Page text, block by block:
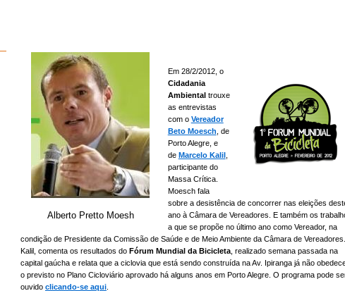
Alberto Pretto Moesh
Em 28/2/2012, o
Cidadania
Ambientaltrouxe
as entrevistas
com o Vereador
Beto Moesch , de
Porto Alegre, e
de Marcelo Kalil,
participante do
Massa Crítica.
Moesch fala
sobre a desistência de concorrer nas eleições
ano à Câmara de Vereadores. E também os
a que se propõe no último ano como Vereador, na
condição de Presidente da Comissão de Saúde e de Meio Ambiente da Câmara de Vereadores.
Kalil, comenta os resultados do Fórum Mundial da Bicicleta , realizado semana passada na
capital gaúcha e relata que a ciclovia que está sendo construída na Av. Ipiranga já não
o previsto no Plano Cicloviário aprovado há alguns anos em Porto Alegre. O programa pode
ouvido clicando-se aqui